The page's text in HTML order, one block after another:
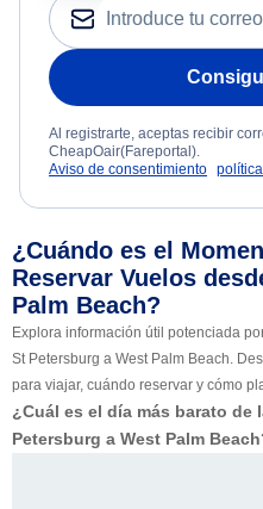
Al registrarte, aceptas recibir
CheapOair(Fareportal).
Aviso de consentimiento
¿Cuándo es el
Reservar Vuelos
Palm Beach?
Explora información útil potenciada
St Petersburg a West Palm Beach.
para viajar, cuándo reservar y cómo
¿Cuál es el día más barato de
Petersburg a West Palm